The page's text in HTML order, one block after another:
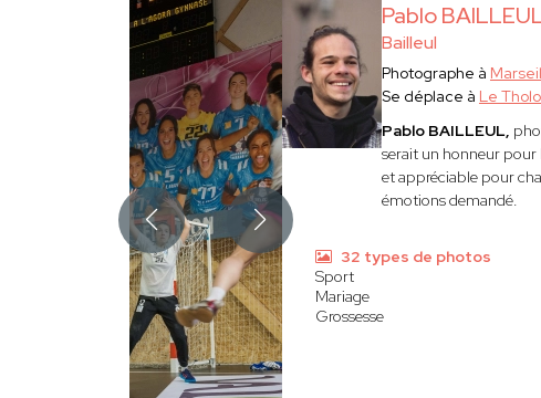
Pablo
Bailleul
Photographe à
Se déplace à Le
Pablo BAILLEUL,
serait un honneur
et appréciable pour
émotions demandé.
32 types de photos
Sport
Mariage
Grossesse